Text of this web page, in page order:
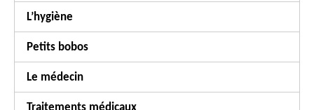
L’hygiène
Petits bobos
Le médecin
Traitements médicaux